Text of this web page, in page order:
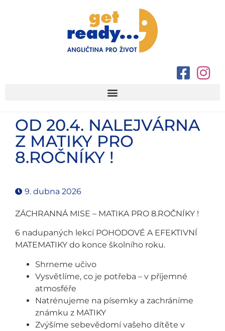
OD 20.4. NALEJVÁRNA
Z MATIKY PRO
8.ROČNÍKY !
9. dubna 2026
ZÁCHRANNÁ MISE – MATIKA PRO 8.ROČNÍKY !
6 nadupaných lekcí POHODOVÉ A EFEKTIVNÍ
MATEMATIKY do konce školního roku.
Shrneme učivo
Vysvětlíme, co je potřeba – v příjemné
atmosféře
Natrénujeme na písemky a zachráníme
známku z MATIKY
Zvýšíme sebevědomí vašeho dítěte v